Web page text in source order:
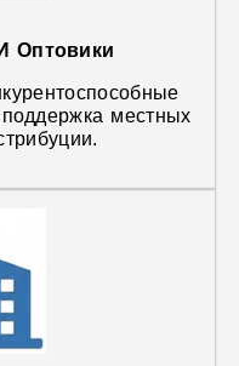
Оптовики
местных